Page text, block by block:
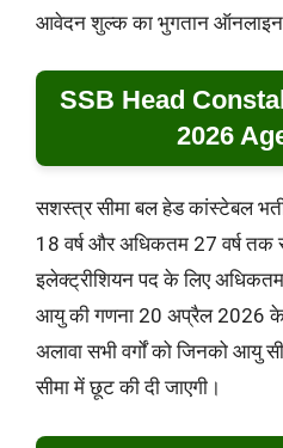
आवेदन शुल्क का भुगतान ऑनलाइन
SSB Head
2026
सशस्त्र सीमा बल हेड कांस्टेबल
18 वर्ष और अधिकतम 27 वर्ष तक
इलेक्ट्रीशियन पद के लिए
आयु की गणना 20 अप्रैल 2026 के
अलावा सभी वर्गों को जिनको आयु
सीमा में छूट की दी जाएगी।